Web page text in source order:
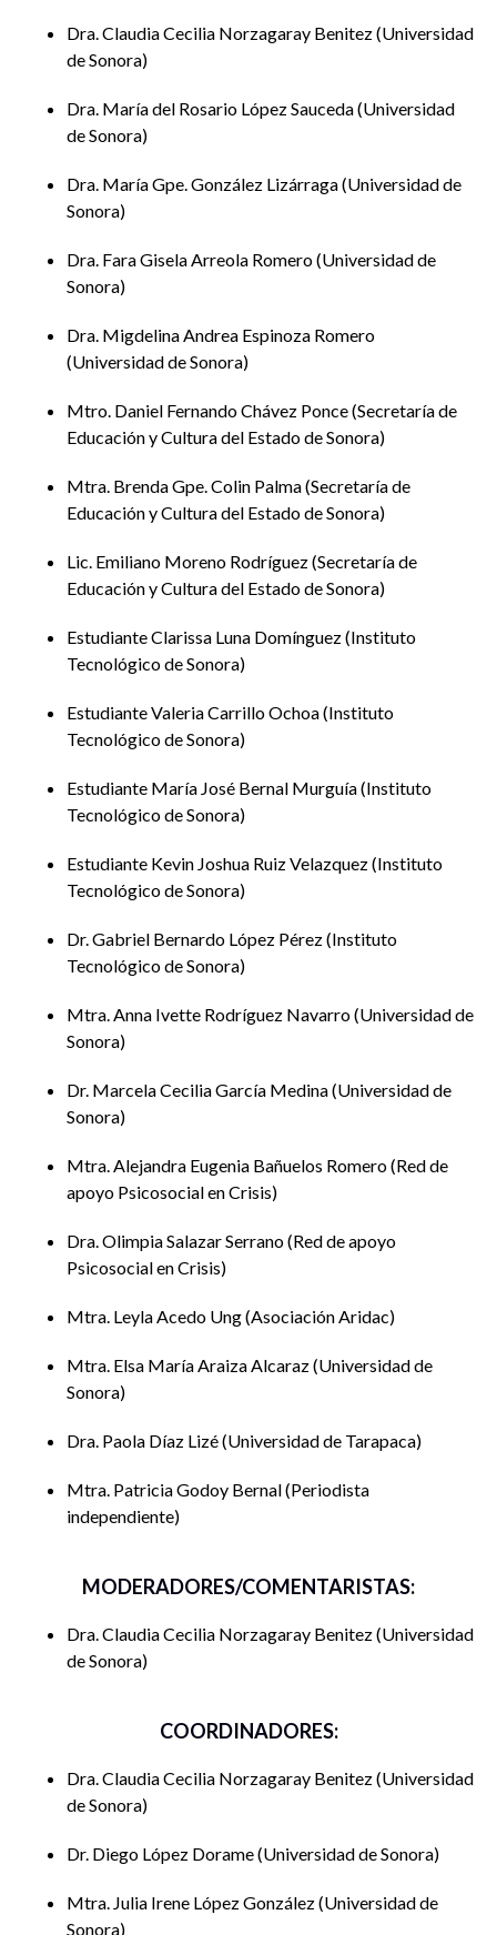
Dra. Claudia Cecilia Norzagaray Benitez Universidad
de Sonora
Dra. María del Rosario López Sauceda Universidad
de Sonora
Dra. María Gpe. González Lizárraga Universidad de
Sonora
Dra. Fara Gisela Arreola Romero Universidad de
Sonora
Dra. Migdelina Andrea Espinoza Romero
Universidad de Sonora
Mtro. Daniel Fernando Chávez Ponce Secretaría de
Educación y Cultura del Estado de Sonora
Mtra. Brenda Gpe. Colin Palma Secretaría de
Educación y Cultura del Estado de Sonora
Lic. Emiliano Moreno Rodríguez Secretaría de
Educación y Cultura del Estado de Sonora
Estudiante Clarissa Luna Domínguez Instituto
Tecnológico de Sonora
Estudiante Valeria Carrillo Ochoa Instituto
Tecnológico de Sonora
Estudiante María José Bernal Murguía Instituto
Tecnológico de Sonora
Estudiante Kevin Joshua Ruiz Velazquez Instituto
Tecnológico de Sonora
Dr. Gabriel Bernardo López Pérez Instituto
Tecnológico de Sonora
Mtra. Anna Ivette Rodríguez Navarro Universidad de
Sonora
Dr. Marcela Cecilia García Medina Universidad de
Sonora
Mtra. Alejandra Eugenia Bañuelos Romero Red de
apoyo Psicosocial en Crisis
Dra. Olimpia Salazar Serrano Red de apoyo
Psicosocial en Crisis
Mtra. Leyla Acedo Ung Asociación Aridac
Mtra. Elsa María Araiza Alcaraz Universidad de
Sonora
Dra. Paola Díaz Lizé Universidad de Tarapaca
Mtra. Patricia Godoy Bernal Periodista
independiente
MODERADORES/COMENTARISTAS:
Dra. Claudia Cecilia Norzagaray Benitez Universidad
de Sonora
COORDINADORES:
Dra. Claudia Cecilia Norzagaray Benitez Universidad
de Sonora
Dr. Diego López Dorame Universidad de Sonora
Mtra. Julia Irene López González Universidad de
Sonora